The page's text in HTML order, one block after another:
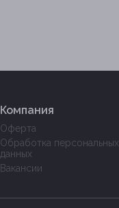
Компания
Оферта
Обработка персональных
данных
Вакансии